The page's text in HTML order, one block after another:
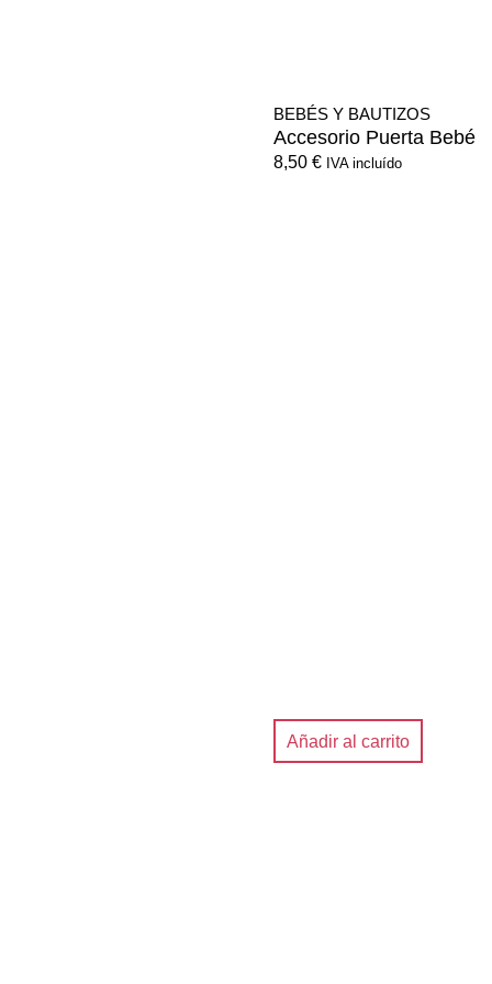
BEBÉS Y BAUTIZOS
Accesorio Puerta Bebé
8,50 € IVA incluído
Añadir al carrito